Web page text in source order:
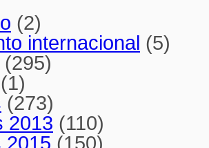
(2)
internacional (5)
(295)
(273)
2013 (110)
2015 (150)